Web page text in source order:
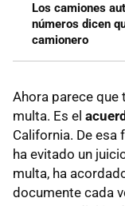
Los camiones
números dicen
camionero
Ahora parece que
multa. Es el
California. De esa
ha evitado un
multa, ha
documente cada